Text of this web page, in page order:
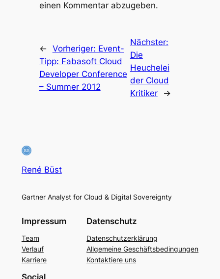
einen Kommentar abzugeben.
← Vorheriger: Event-
Tipp: Fabasoft Cloud
Developer Conference
– Summer 2012
Nächster:
Die
Heuchelei
der Cloud
Kritiker
→
René Büst
Gartner Analyst for Cloud & Digital Sovereignty
Impressum
Team
Verlauf
Karriere
Datenschutz
Datenschutzerklärung
Allgemeine Geschäftsbedingungen
Kontaktiere uns
Social